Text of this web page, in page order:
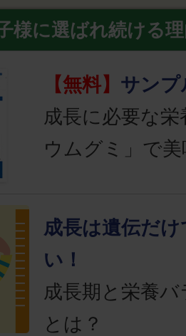
様に選ばれ続ける
【無料】 サンプ
成長に必要な
ウムグミ」で
成長は遺伝だ
い！
成長期と栄養
とは？